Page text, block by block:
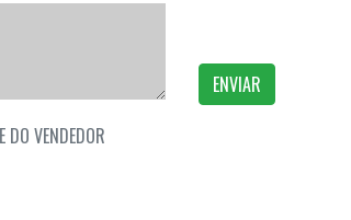
ENVIAR
DO VENDEDOR